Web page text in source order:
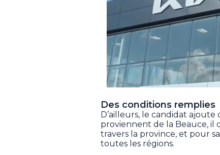
Des conditions remplies
D’ailleurs, le candidat
proviennent de la Beauce, il
travers la province, et pour
toutes les régions.